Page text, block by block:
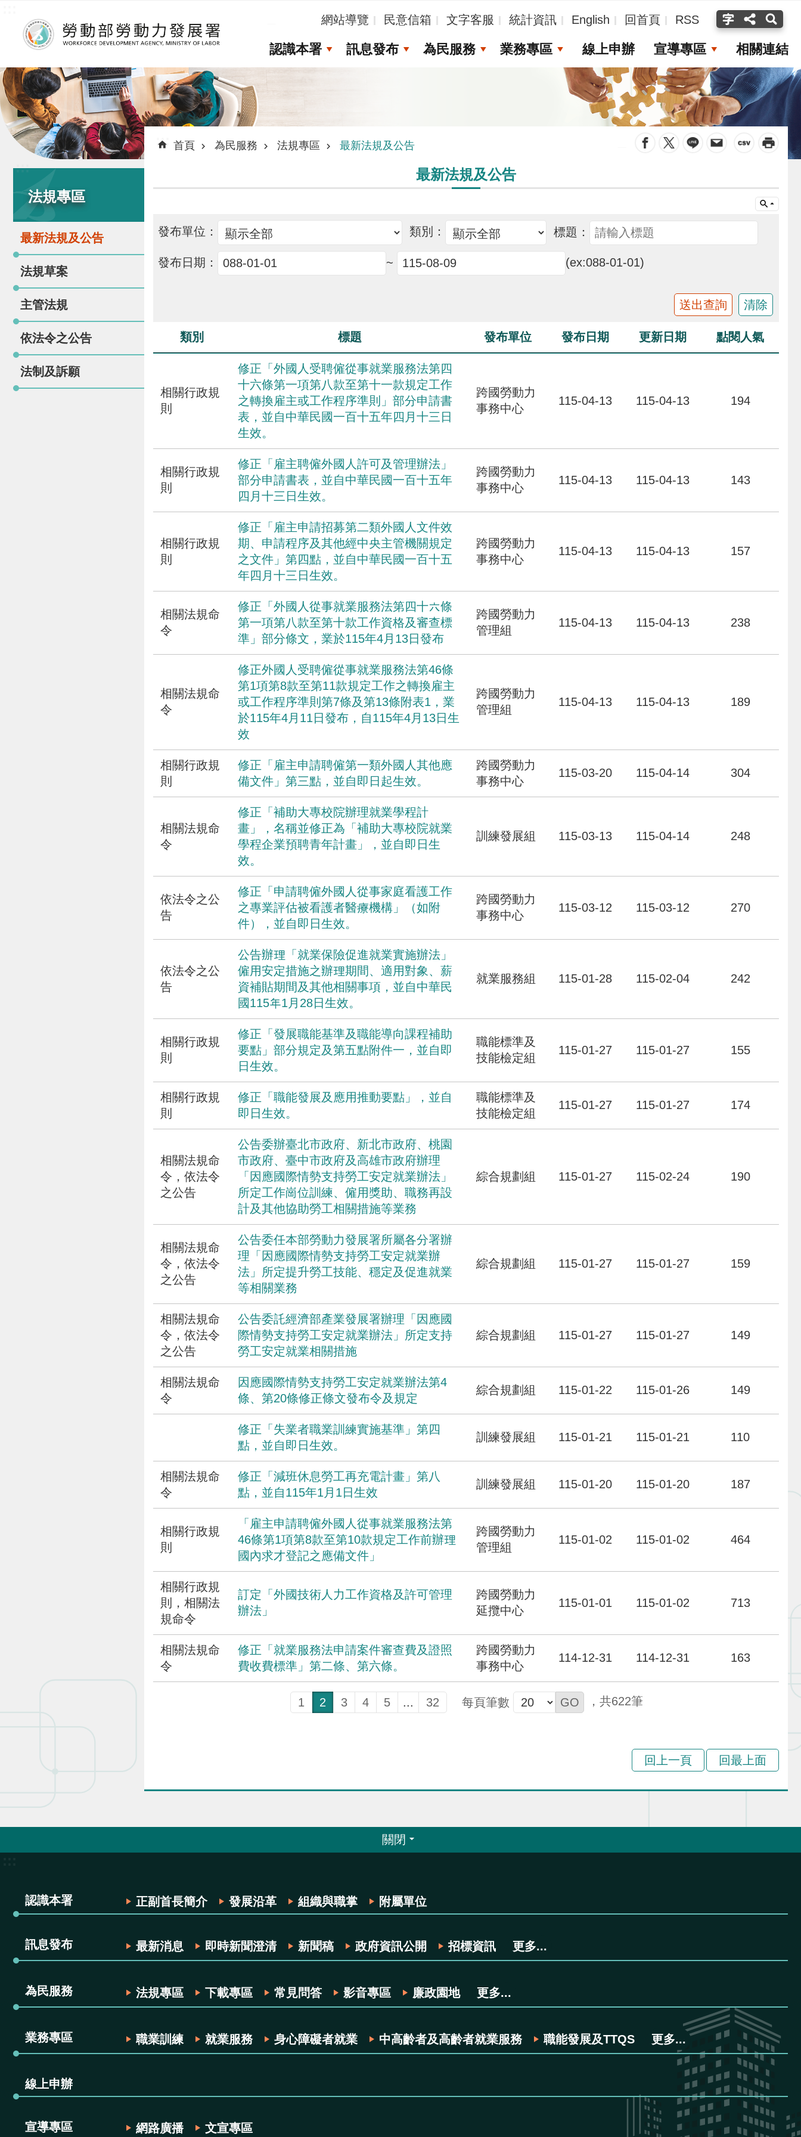
網站導覽 民意信箱 文字客服 統計資訊 English 回首頁 RSS
認識本署 訊息發布 為民服務 業務專區 線上申辦 宣導專區 相關連結
:::
法規專區
最新法規及公告
法規草案
主管法規
依法令之公告
法制及訴願
::: 首頁 為民服務 法規專區 最新法規及公告
最新法規及公告
發布單位： 類別： 標題：
發布日期： ~ (ex:088-01-01)
類別 標題 發布單位 發布日期 更新日期 點閱人氣
相關行政規
則
修正「外國人受聘僱從事就業服務法第四
十六條第一項第八款至第十一款規定工作
之轉換雇主或工作程序準則」部分申請書
表，並自中華民國一百十五年四月十三日
生效。
跨國勞動力
事務中心
115-04-13 115-04-13 194
相關行政規
則
修正「雇主聘僱外國人許可及管理辦法」
部分申請書表，並自中華民國一百十五年
四月十三日生效。
跨國勞動力
事務中心
115-04-13 115-04-13 143
相關行政規
則
修正「雇主申請招募第二類外國人文件效
期、申請程序及其他經中央主管機關規定
之文件」第四點，並自中華民國一百十五
年四月十三日生效。
跨國勞動力
事務中心
115-04-13 115-04-13 157
相關法規命
令
修正「外國人從事就業服務法第四十六條
第一項第八款至第十款工作資格及審查標
準」部分條文，業於115年4月13日發布
跨國勞動力
管理組
115-04-13 115-04-13 238
相關法規命
令
修正外國人受聘僱從事就業服務法第46條
第1項第8款至第11款規定工作之轉換雇主
或工作程序準則第7條及第13條附表1，業
於115年4月11日發布，自115年4月13日生
效
跨國勞動力
管理組
115-04-13 115-04-13 189
相關行政規
則
修正「雇主申請聘僱第一類外國人其他應
備文件」第三點，並自即日起生效。
跨國勞動力
事務中心
115-03-20 115-04-14 304
相關法規命
令
修正「補助大專校院辦理就業學程計
畫」，名稱並修正為「補助大專校院就業
學程企業預聘青年計畫」，並自即日生
效。
訓練發展組 115-03-13 115-04-14 248
依法令之公
告
修正「申請聘僱外國人從事家庭看護工作
之專業評估被看護者醫療機構」（如附
件），並自即日生效。
跨國勞動力
事務中心
115-03-12 115-03-12 270
依法令之公
告
公告辦理「就業保險促進就業實施辦法」
僱用安定措施之辦理期間、適用對象、薪
資補貼期間及其他相關事項，並自中華民
國115年1月28日生效。
就業服務組 115-01-28 115-02-04 242
相關行政規
則
修正「發展職能基準及職能導向課程補助
要點」部分規定及第五點附件一，並自即
日生效。
職能標準及
技能檢定組
115-01-27 115-01-27 155
相關行政規
則
修正「職能發展及應用推動要點」，並自
即日生效。
職能標準及
技能檢定組
115-01-27 115-01-27 174
相關法規命
令，依法令
之公告
公告委辦臺北市政府、新北市政府、桃園
市政府、臺中市政府及高雄市政府辦理
「因應國際情勢支持勞工安定就業辦法」
所定工作崗位訓練、僱用獎助、職務再設
計及其他協助勞工相關措施等業務
綜合規劃組 115-01-27 115-02-24 190
相關法規命
令，依法令
之公告
公告委任本部勞動力發展署所屬各分署辦
理「因應國際情勢支持勞工安定就業辦
法」所定提升勞工技能、穩定及促進就業
等相關業務
綜合規劃組 115-01-27 115-01-27 159
相關法規命
令，依法令
之公告
公告委託經濟部產業發展署辦理「因應國
際情勢支持勞工安定就業辦法」所定支持
勞工安定就業相關措施
綜合規劃組 115-01-27 115-01-27 149
相關法規命
令
因應國際情勢支持勞工安定就業辦法第4
條、第20條修正條文發布令及規定
綜合規劃組 115-01-22 115-01-26 149
修正「失業者職業訓練實施基準」第四
點，並自即日生效。
訓練發展組 115-01-21 115-01-21 110
相關法規命
令
修正「減班休息勞工再充電計畫」第八
點，並自115年1月1日生效
訓練發展組 115-01-20 115-01-20 187
相關行政規
則
「雇主申請聘僱外國人從事就業服務法第
46條第1項第8款至第10款規定工作前辦理
國內求才登記之應備文件」
跨國勞動力
管理組
115-01-02 115-01-02 464
相關行政規
則，相關法
規命令
訂定「外國技術人力工作資格及許可管理
辦法」
跨國勞動力
延攬中心
115-01-01 115-01-02 713
相關法規命
令
修正「就業服務法申請案件審查費及證照
費收費標準」第二條、第六條。
跨國勞動力
事務中心
114-12-31 114-12-31 163
1 2 3 4 5 ... 32 每頁筆數 622
回上一頁 回最上面
關閉
認識本署 正副首長簡介 發展沿革 組織與職掌 附屬單位
訊息發布 最新消息 即時新聞澄清 新聞稿 政府資訊公開 招標資訊 更多...
為民服務 法規專區 下載專區 常見問答 影音專區 廉政園地 更多...
業務專區 職業訓練 就業服務 身心障礙者就業 中高齡者及高齡者就業服務 職能發展及TTQS 更多...
線上申辦
宣導專區 網路廣播 文宣專區